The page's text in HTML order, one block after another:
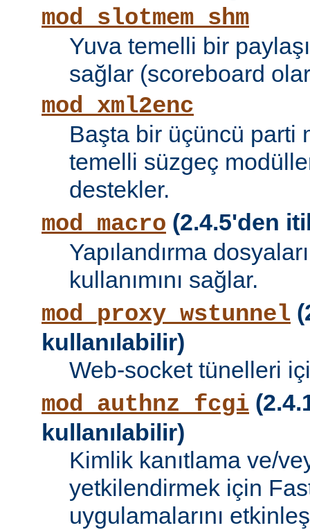
mod_slotmem_shm
Yuva temelli bir
sağlar (scoreboard
mod_xml2enc
Başta bir üçüncü parti
temelli süzgeç
destekler.
mod_macro (2.4.5'den
Yapılandırma
kullanımını sağlar.
mod_proxy_wstunnel
kullanılabilir)
Web-socket tünelleri
mod_authnz_fcgi
kullanılabilir)
Kimlik kanıtlama ve/
yetkilendirmek için
uygulamalarını